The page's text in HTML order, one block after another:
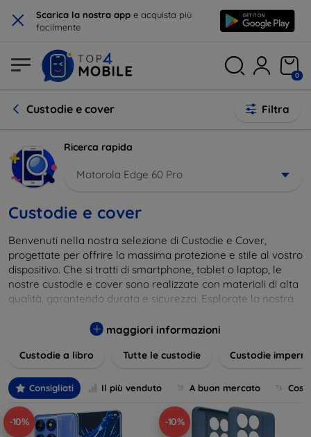
× Scarica la nostra app e acquista più
facilmente
0
Custodie e cover Filtra
Ricerca rapida
Motorola Edge 60 Pro
Custodie e cover
Benvenuti nella nostra selezione di Custodie e Cover,
progettate per offrire la massima protezione e stile al vostro
dispositivo. Che si tratti di smartphone, tablet o laptop, le
nostre custodie e cover sono realizzate con materiali di alta
qualità, garantendo durata e sicurezza. Esplorate la nostra
esigenza e gusto. Proteggete il vostro dispositivo con le
maggiori informazioni
Custodie a libro Tutte le custodie Custodie
Consigliati Il più venduto A buon mercato
-10% -10%